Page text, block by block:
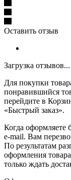
Оставить отзыв
Загрузка отзывов...
Для покупки
понравившийся
перейдите в
«Быстрый заказ».
Когда
e-mail. Вам
По результатам
оформления
только ждать